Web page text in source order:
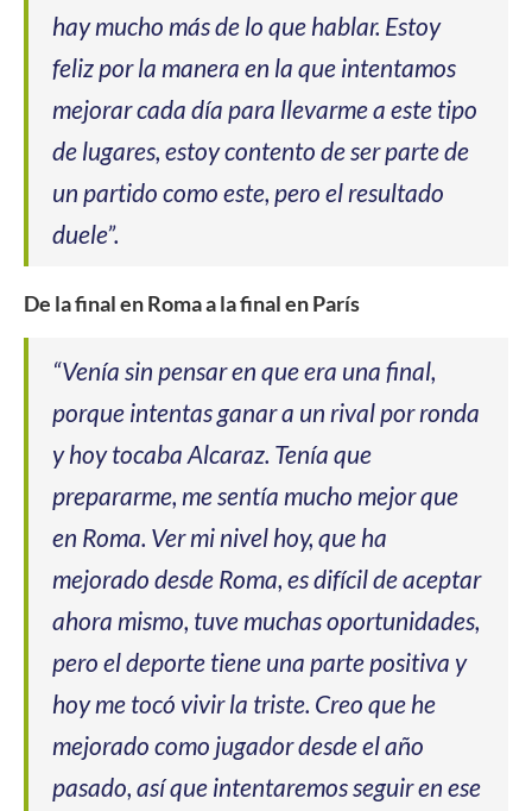
hay mucho más de lo que hablar. Estoy
feliz por la manera en la que intentamos
mejorar cada día para llevarme a este tipo
de lugares, estoy contento de ser parte de
un partido como este, pero el resultado
duele”.
De la final en Roma a la final en París
“Venía sin pensar en que era una final,
porque intentas ganar a un rival por ronda
y hoy tocaba Alcaraz. Tenía que
prepararme, me sentía mucho mejor que
en Roma. Ver mi nivel hoy, que ha
mejorado desde Roma, es difícil de aceptar
ahora mismo, tuve muchas oportunidades,
pero el deporte tiene una parte positiva y
hoy me tocó vivir la triste. Creo que he
mejorado como jugador desde el año
pasado, así que intentaremos seguir en ese